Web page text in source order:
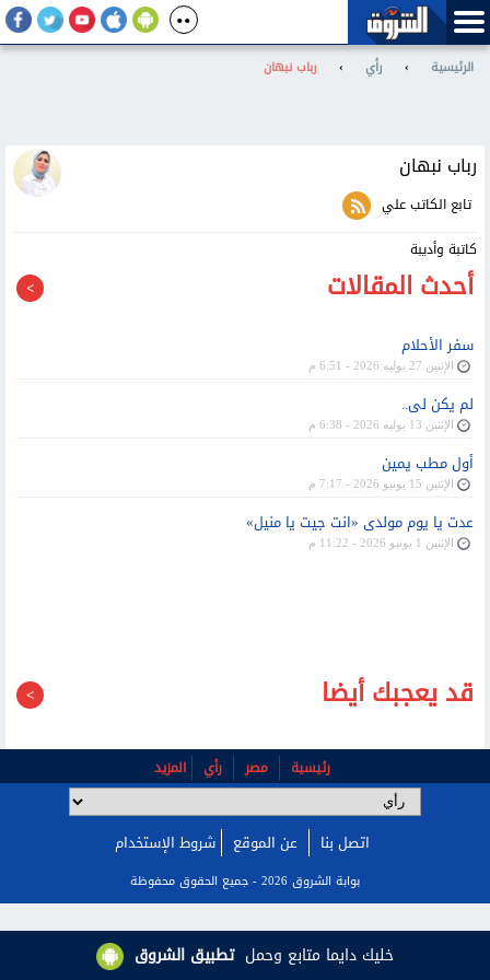
خليك دايما متابع وحمل تطبيق الشروق
الرئيسية › رأي › رباب نبهان
رباب نبهان
تابع الكاتب علي
كاتبة وأديبة
أحدث المقالات
سفر الأحلام
الإثنين 27 يوليه 2026 - 6:51 م
لم يكن لى..
الإثنين 13 يوليه 2026 - 6:38 م
أول مطب يمين
الإثنين 15 يونيو 2026 - 7:17 م
عدت يا يوم مولدى «انت جيت يا منيل»
الإثنين 1 يونيو 2026 - 11:22 م
قد يعجبك أيضا
رئيسية مصر رأي المزيد
اتصل بنا عن الموقع شروط الإستخدام
بوابة الشروق 2026 - جميع الحقوق محفوظة